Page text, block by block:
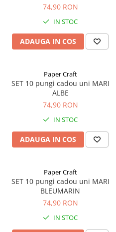
74,90 RON
IN STOC
ADAUGA IN COS
Paper Craft
SET 10 pungi cadou uni MARI
ALBE
74,90 RON
IN STOC
ADAUGA IN COS
Paper Craft
SET 10 pungi cadou uni MARI
BLEUMARIN
74,90 RON
IN STOC